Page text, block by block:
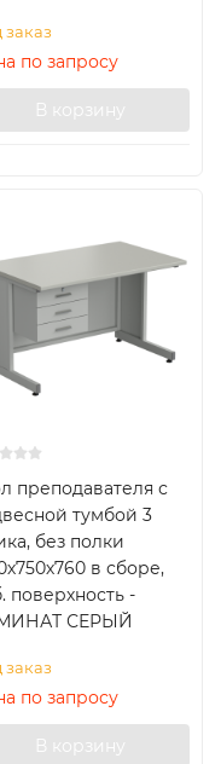
заказ
по запросу
В корзину
преподавателя с
тумбой 3
без полки
в сборе,
поверхность -
СЕРЫЙ
заказ
по запросу
В корзину